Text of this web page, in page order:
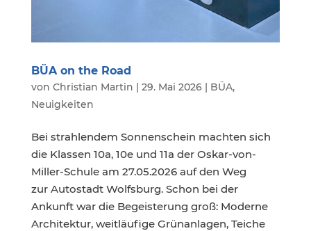
BÜA on the Road
von Christian Martin | 29. Mai 2026| BÜA,
Neuigkeiten
Bei strahlendem Sonnenschein machten sich
die Klassen 10a, 10e und 11a der Oskar-von-
Miller-Schule am 27.05.2026 auf den Weg
zur Autostadt Wolfsburg. Schon bei der
Ankunft war die Begeisterung groß: Moderne
Architektur, weitläufige Grünanlagen, Teiche